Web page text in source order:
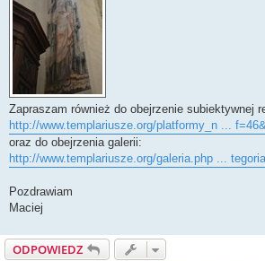
Zapraszam również do obejrzenie subiektywnej
http://www.templariusze.org/platformy_n ...
oraz do obejrzenia galerii:
http://www.templariusze.org/galeria.php ...
Pozdrawiam
Maciej
ODPOWIEDZ